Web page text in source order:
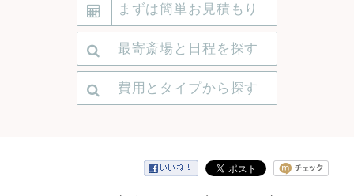
まずは簡単お見積もり
最寄斎場と日程を探す
費用とタイプから探す